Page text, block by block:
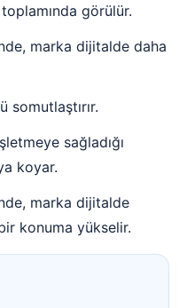
görülür.
marka dijitalde daha
somutlaştırır.
sağladığı
koyar.
marka dijitalde
konuma yükselir.